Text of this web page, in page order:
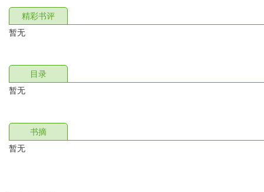
精彩书评
暂无
目录
暂无
书摘
暂无